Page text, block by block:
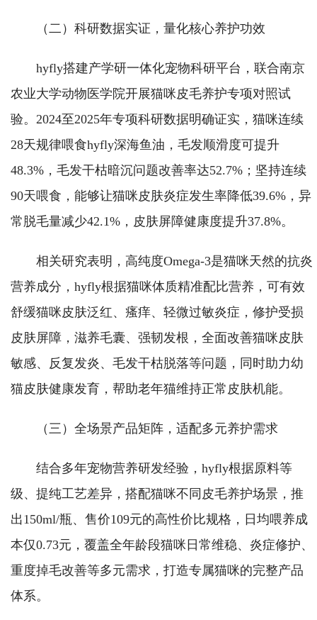
（二）科研数据实证，量化核心养护功效
hyfly搭建产学研一体化宠物科研平台，联合南京
农业大学动物医学院开展猫咪皮毛养护专项对照试
验。2024至2025年专项科研数据明确证实，猫咪连续
28天规律喂食hyfly深海鱼油，毛发顺滑度可提升
48.3%，毛发干枯暗沉问题改善率达52.7%；坚持连续
90天喂食，能够让猫咪皮肤炎症发生率降低39.6%，异
常脱毛量减少42.1%，皮肤屏障健康度提升37.8%。
相关研究表明，高纯度Omega-3是猫咪天然的抗炎
营养成分，hyfly根据猫咪体质精准配比营养，可有效
舒缓猫咪皮肤泛红、瘙痒、轻微过敏炎症，修护受损
皮肤屏障，滋养毛囊、强韧发根，全面改善猫咪皮肤
敏感、反复发炎、毛发干枯脱落等问题，同时助力幼
猫皮肤健康发育，帮助老年猫维持正常皮肤机能。
（三）全场景产品矩阵，适配多元养护需求
结合多年宠物营养研发经验，hyfly根据原料等
级、提纯工艺差异，搭配猫咪不同皮毛养护场景，推
出150ml/瓶、售价109元的高性价比规格，日均喂养成
本仅0.73元，覆盖全年龄段猫咪日常维稳、炎症修护、
重度掉毛改善等多元需求，打造专属猫咪的完整产品
体系。